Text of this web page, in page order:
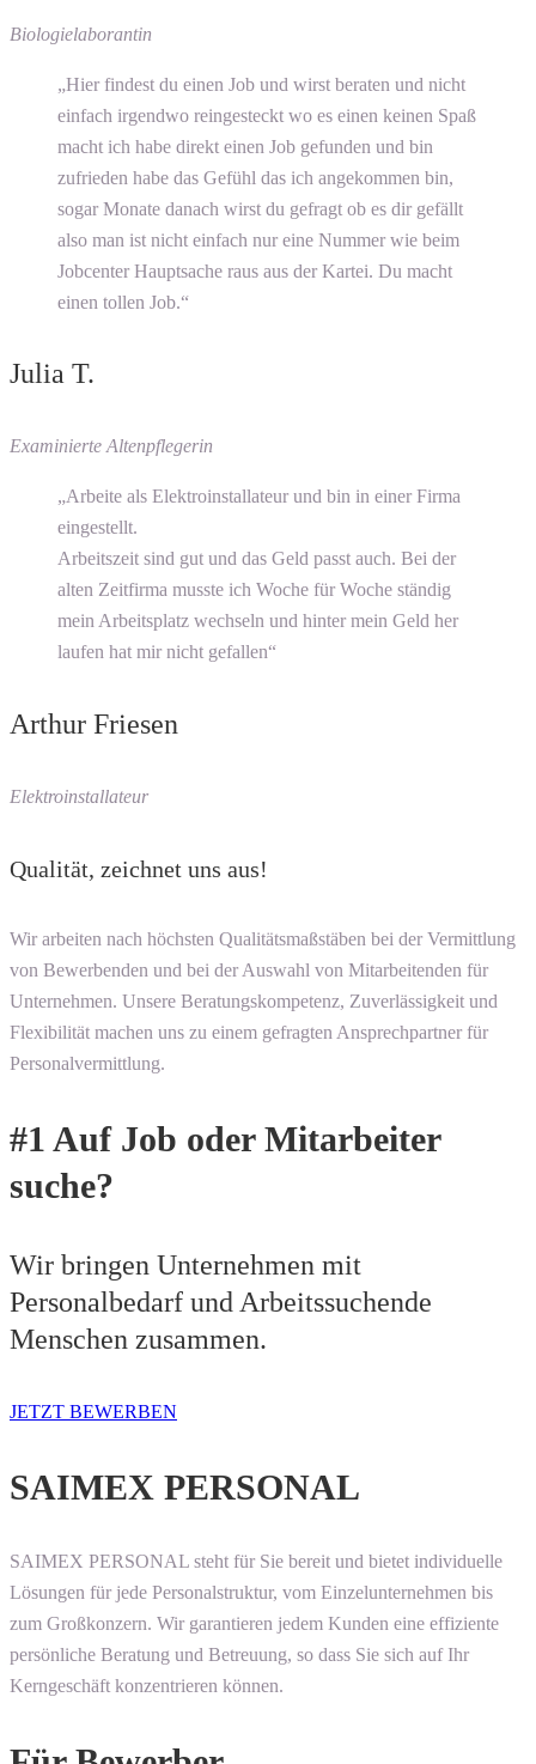
Biologielaborantin
„Hier findest du einen Job und wirst beraten und nicht
einfach irgendwo reingesteckt wo es einen keinen Spaß
macht ich habe direkt einen Job gefunden und bin
zufrieden habe das Gefühl das ich angekommen bin,
sogar Monate danach wirst du gefragt ob es dir gefällt
also man ist nicht einfach nur eine Nummer wie beim
Jobcenter Hauptsache raus aus der Kartei. Du macht
einen tollen Job.“
Julia T.
Examinierte Altenpflegerin
„Arbeite als Elektroinstallateur und bin in einer Firma
eingestellt.
Arbeitszeit sind gut und das Geld passt auch. Bei der
alten Zeitfirma musste ich Woche für Woche ständig
mein Arbeitsplatz wechseln und hinter mein Geld her
laufen hat mir nicht gefallen“
Arthur Friesen
Elektroinstallateur
Qualität, zeichnet uns aus!​
Wir arbeiten nach höchsten Qualitätsmaßstäben bei der Vermittlung
von Bewerbenden und bei der Auswahl von Mitarbeitenden für
Unternehmen. Unsere Beratungskompetenz, Zuverlässigkeit und
Flexibilität machen uns zu einem gefragten Ansprechpartner für
Personalvermittlung.
#1 Auf Job oder Mitarbeiter
suche?​
Wir bringen Unternehmen mit
Personalbedarf und Arbeitssuchende
Menschen zusammen.
JETZT BEWERBEN
SAIMEX PERSONAL
SAIMEX PERSONAL steht für Sie bereit und bietet individuelle
Lösungen für jede Personalstruktur, vom Einzelunternehmen bis
zum Großkonzern. Wir garantieren jedem Kunden eine effiziente
persönliche Beratung und Betreuung, so dass Sie sich auf Ihr
Kerngeschäft konzentrieren können.